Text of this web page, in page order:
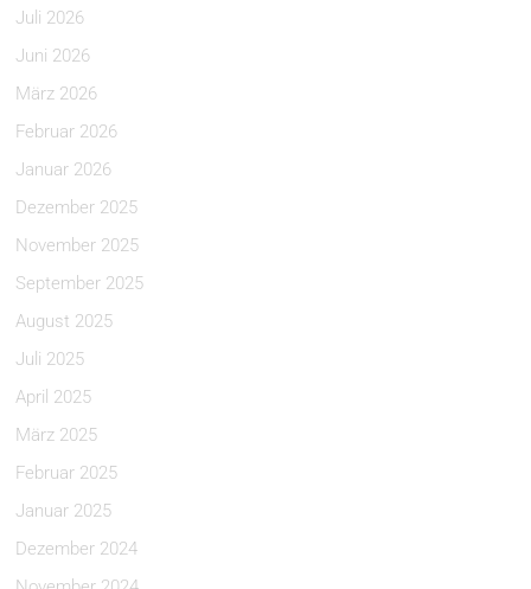
Juli 2026
Juni 2026
März 2026
Februar 2026
Januar 2026
Dezember 2025
November 2025
September 2025
August 2025
Juli 2025
April 2025
März 2025
Februar 2025
Januar 2025
Dezember 2024